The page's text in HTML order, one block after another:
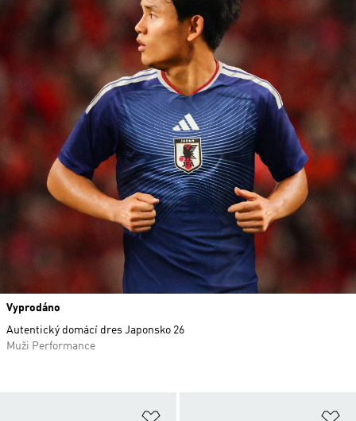
Vyprodáno
Autentický domácí dres Japonsko 26
Muži Performance